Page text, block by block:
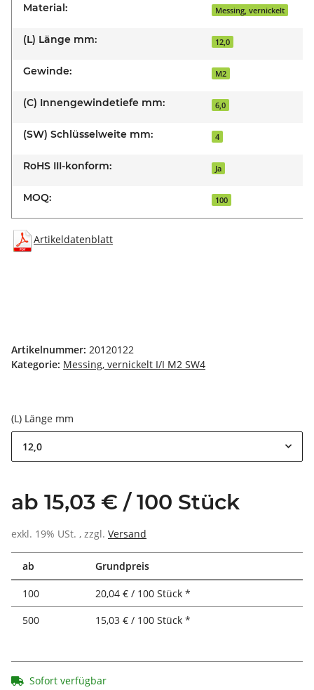
Material: Messing, vernickelt
(L) Länge mm: 12,0
Gewinde: M2
(C) Innengewindetiefe mm: 6,0
(SW) Schlüsselweite mm: 4
RoHS III-konform: Ja
MOQ: 100
Artikeldatenblatt
Artikelnummer: 20120122
Kategorie: Messing, vernickelt I/I M2 SW4
(L) Länge mm
12,0
ab 15,03 € / 100 Stück
exkl. 19% USt. , zzgl. Versand
ab Grundpreis
100
20,04 € / 100 Stück *
500
15,03 € / 100 Stück *
Sofort verfügbar